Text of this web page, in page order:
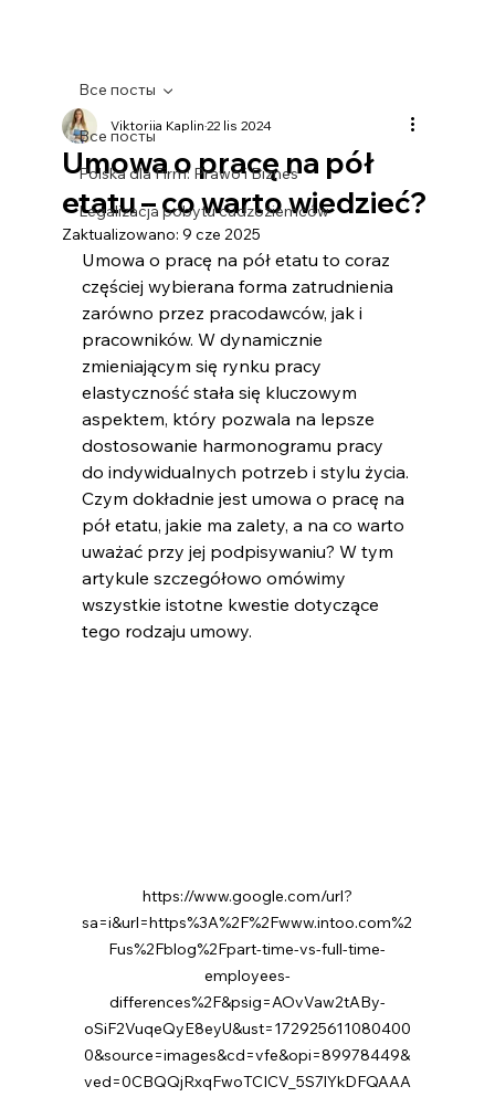
Все посты
Polska dla Firm: Prawo i Biznes
Legalizacja pobytu cudzoziemców
Все посты
Umowa o pracę na pół
etatu​ – co warto wiedzieć?
Viktoriia Kaplin22 lis 2024
Zaktualizowano: 9 cze 2025
Umowa o pracę na pół etatu​ to coraz
częściej wybierana forma zatrudnienia
zarówno przez pracodawców, jak i
pracowników. W dynamicznie
zmieniającym się rynku pracy
elastyczność stała się kluczowym
aspektem, który pozwala na lepsze
dostosowanie harmonogramu pracy
do indywidualnych potrzeb i stylu życia.
Czym dokładnie jest umowa o pracę na
pół etatu​, jakie ma zalety, a na co warto
uważać przy jej podpisywaniu? W tym
artykule szczegółowo omówimy
wszystkie istotne kwestie dotyczące
tego rodzaju umowy.
https://www.google.com/url?
sa=i&url=https%3A%2F%2Fwww.intoo.com%2
Fus%2Fblog%2Fpart-time-vs-full-time-
employees-
differences%2F&psig=AOvVaw2tABy-
oSiF2VuqeQyE8eyU&ust=172925611080400
0&source=images&cd=vfe&opi=89978449&
ved=0CBQQjRxqFwoTCICV_5S7lYkDFQAAA